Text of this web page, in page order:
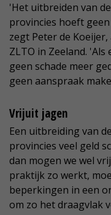
'Het uitbreiden van
provincies hoeft
zegt Peter de
ZLTO in Zeeland.
geen schade meer
geen aanspraak
Vrijuit jagen
Een uitbreiding van
provincies veel geld
dan mogen we wel
praktijk zo werkt,
beperkingen in een
om zo het draagvlak